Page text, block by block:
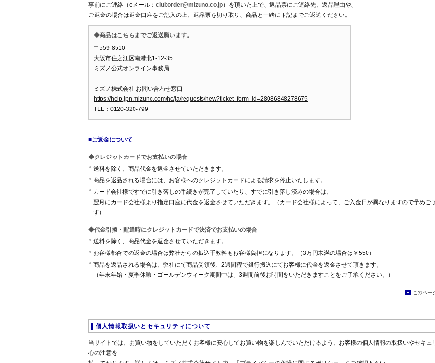
事前にご連絡（eメール： cluborder@mizuno.co.jp）を頂いた上で、返品票にご連絡先、返品理由や、
ご返金の場合は返金口座をご記入の上、返品票を切り取り、商品と一緒に下記までご返送ください。
◆商品はこちらまでご返送願います。
〒559-8510
大阪市住之江区南港北1-12-35
ミズノ公式オンライン事務局
ミズノ株式会社 お問い合わせ窓口
https://help.jpn.mizuno.com/hc/ja/requests/new?ticket_form_id=28086848278675
TEL：0120-320-799
■ご返金について
◆クレジットカードでお支払いの場合
送料を除く、商品代金を返金させていただきます。
商品を返品される場合には、お客様へのクレジットカードによる請求を停止いたします。
カード会社様ですでに引き落しの手続きが完了していたり、すでに引き落し済みの場合は、
翌月にカード会社様より指定口座に代金を返金させていただきます。（カード会社様によって、ご入金日が異なりますので予めご
す）
◆代金引換・配達時にクレジットカードで決済でお支払いの場合
送料を除く、商品代金を返金させていただきます。
お客様都合での返金の場合は弊社からの振込手数料もお客様負担になります。（3万円未満の場合は￥550）
商品を返品される場合は、弊社にて商品受領後、2週間程で銀行振込にてお客様に代金を返金させて頂きます。
（年末年始・夏季休暇・ゴールデンウィーク期間中は、3週間前後お時間をいただきますことをご了承ください。）
このペー
個人情報取扱いとセキュリティについて
当サイトでは、お買い物をしていただくお客様に安心してお買い物を楽しんでいただけるよう、お客様の個人情報の取扱いやセキュ
心の注意を